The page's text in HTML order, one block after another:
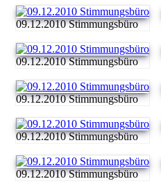
09.12.2010 Stimmungsbüro
09.12.2010 Stimmungsbüro
09.12.2010 Stimmungsbüro
09.12.2010 Stimmungsbüro
09.12.2010 Stimmungsbüro